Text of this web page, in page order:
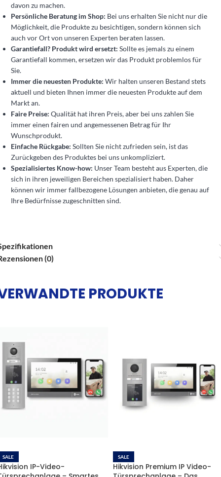
davon zu machen.
Persönliche Beratung im Shop: Bei uns erhalten Sie nicht nur die
Möglichkeit, die Produkte zu besichtigen, sondern können sich
auch vor Ort von unseren Experten beraten lassen.
Garantiefall? Produkt wird ersetzt: Sollte es jemals zu einem
Garantiefall kommen, ersetzen wir das Produkt problemlos für
Sie.
Immer die neuesten Produkte: Wir halten unseren Bestand stets
aktuell und bieten Ihnen immer die neuesten Produkte auf dem
Markt an.
Faire Preise: Qualität hat ihren Preis, aber bei uns zahlen Sie
immer einen fairen und angemessenen Betrag für Ihr
Wunschprodukt.
Einfache Rückgabe: Sollten Sie nicht zufrieden sein, ist das
Zurückgeben des Produktes bei uns unkompliziert.
Spezialisiertes Know-how: Unser Team besteht aus Experten, die
sich in ihren jeweiligen Bereichen spezialisiert haben. Daher
können wir immer fallbezogene Lösungen anbieten, die genau auf
Ihre Bedürfnisse zugeschnitten sind.
(0)
PRODUKTE
SALE
IP-Video-
SALE
Hikvision Premium IP Video-